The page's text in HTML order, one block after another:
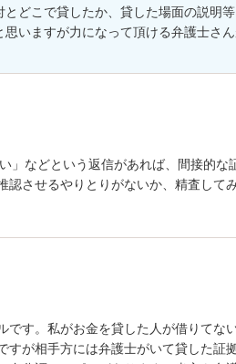
どこで貸したか、貸した場面の説明
いますが力になって頂ける弁護士さん
」などという返信があれば、間接的な
認させるやりとりがないか、精査して
です。私がお金を貸した人が借りてな
すが相手方には弁護士がいて貸した証